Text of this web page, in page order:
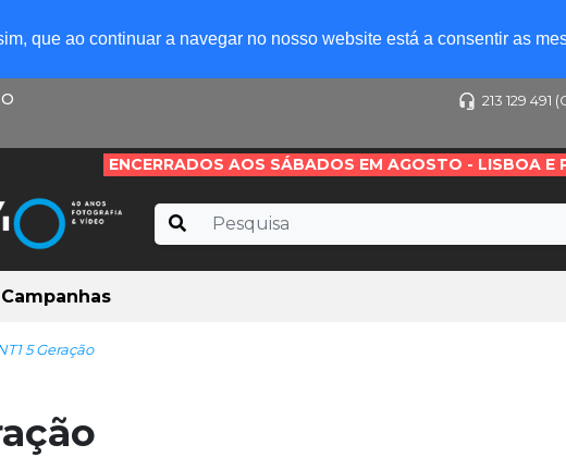
que ao continuar a navegar no nosso website está a consentir as
213 129
ENCERRADOS AOS SÁBADOS EM AGOSTO - LISBOA E
Campanhas
5 Geração